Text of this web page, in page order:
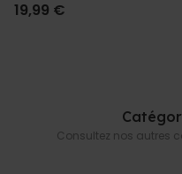
19,99 €
Consultez nos autres